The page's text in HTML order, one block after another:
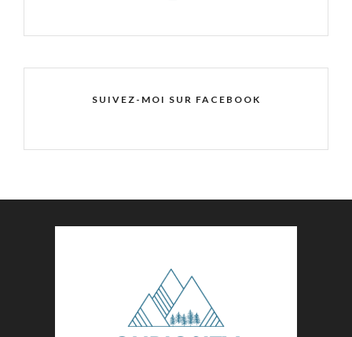
SUIVEZ-MOI SUR FACEBOOK